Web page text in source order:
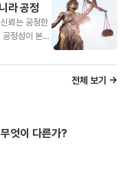
라 공정
뢰는 공정한
정성이 본성
전체 보기 →
엇이 다른가?